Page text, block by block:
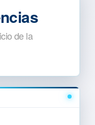
de la